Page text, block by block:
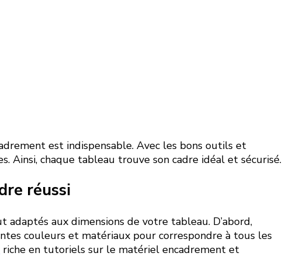
est indispensable. Avec les bons outils et
Ainsi, chaque tableau trouve son cadre idéal et sécurisé.
réussi
aux dimensions de votre tableau. D’abord,
couleurs et matériaux pour correspondre à tous les
riche en tutoriels sur le matériel encadrement et